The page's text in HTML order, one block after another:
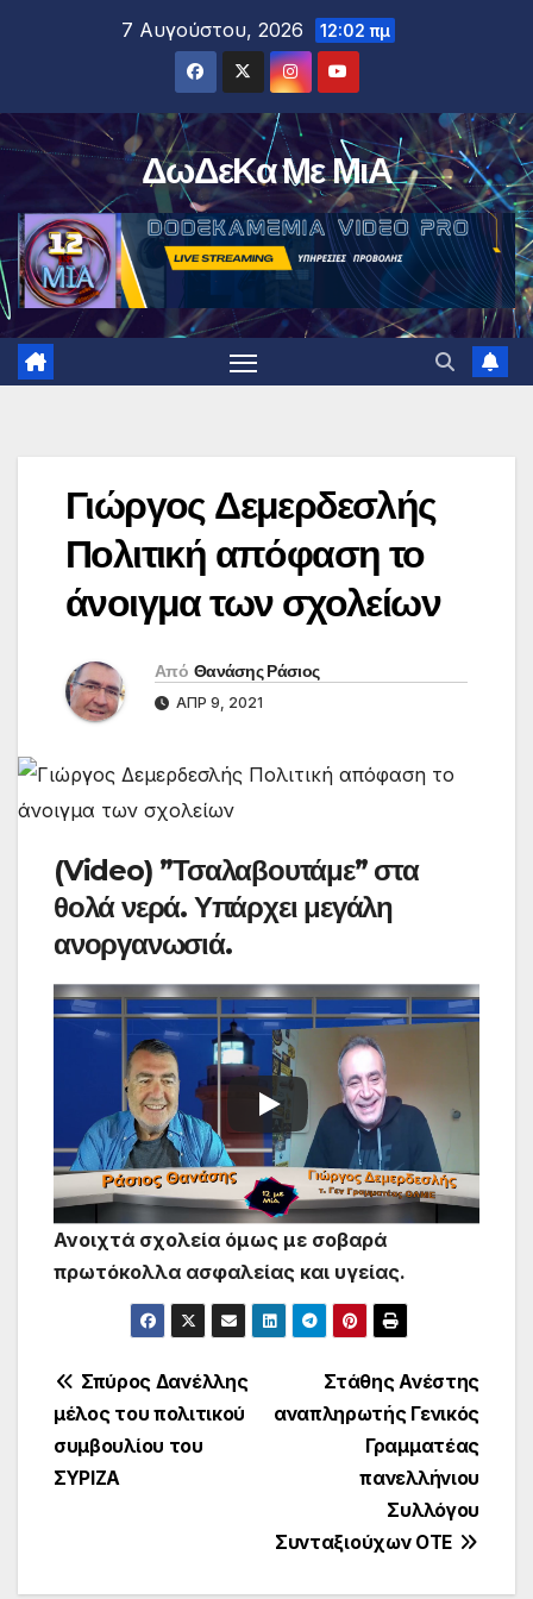
7 Αυγούστου, 2026 12:02 πμ
ΔωΔεΚα Με ΜιΑ
Γιώργος Δεμερδεσλής
Πολιτική απόφαση το
άνοιγμα των σχολείων
Από Θανάσης Ράσιος
ΑΠΡ 9, 2021
(Video) ”Τσαλαβουτάμε” στα
θολά νερά. Υπάρχει μεγάλη
ανοργανωσιά.
Ανοιχτά σχολεία όμως με σοβαρά
πρωτόκολλα ασφαλείας και υγείας.
Πλοήγηση
άρθρων
Στάθης Ανέστης
αναπληρωτής Γενικός
Γραμματέας
πανελλήνιου
Συλλόγου
Συνταξιούχων ΟΤΕ
Σπύρος Δανέλλης
μέλος του πολιτικού
συμβουλίου του
ΣΥΡΙΖΑ